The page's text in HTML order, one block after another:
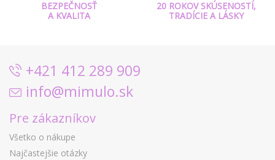
BEZPEČNOSŤ
A KVALITA
20 ROKOV SKÚSENOSTÍ,
TRADÍCIE A LÁSKY
+421 412 289 909
info@mimulo.sk
Pre zákazníkov
Všetko o nákupe
Najčastejšie otázky